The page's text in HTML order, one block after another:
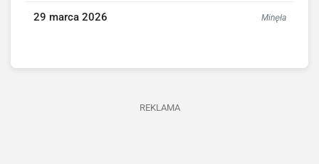
29 marca 2026 Minęła
REKLAMA